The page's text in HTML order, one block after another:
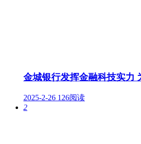
金城银行发挥金融科技实力
2025-2-26 126阅读
2